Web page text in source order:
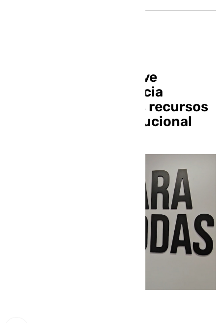
CCOO alerta del «grave
repunte» de la violencia
machista y exige más recursos
y coordinación institucional